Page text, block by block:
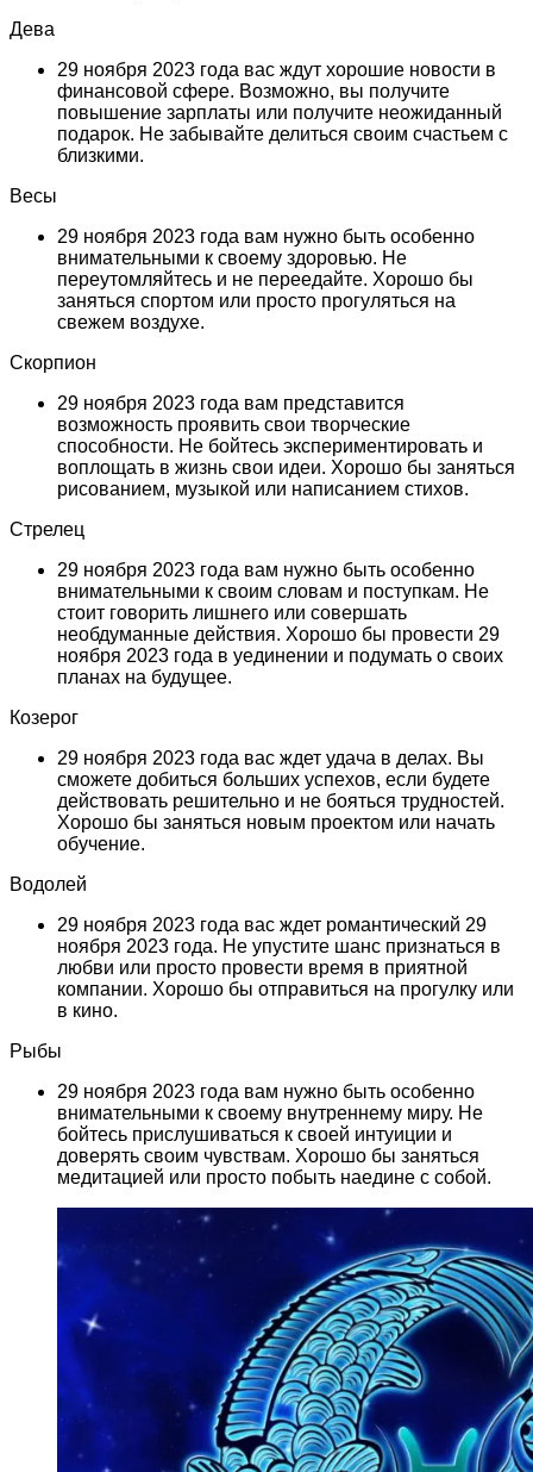
Дева
29 ноября 2023 года вас ждут хорошие новости в
финансовой сфере. Возможно, вы получите
повышение зарплаты или получите неожиданный
подарок. Не забывайте делиться своим счастьем с
близкими.
Весы
29 ноября 2023 года вам нужно быть особенно
внимательными к своему здоровью. Не
переутомляйтесь и не переедайте. Хорошо бы
заняться спортом или просто прогуляться на
свежем воздухе.
Скорпион
29 ноября 2023 года вам представится
возможность проявить свои творческие
способности. Не бойтесь экспериментировать и
воплощать в жизнь свои идеи. Хорошо бы заняться
рисованием, музыкой или написанием стихов.
Стрелец
29 ноября 2023 года вам нужно быть особенно
внимательными к своим словам и поступкам. Не
стоит говорить лишнего или совершать
необдуманные действия. Хорошо бы провести 29
ноября 2023 года в уединении и подумать о своих
планах на будущее.
Козерог
29 ноября 2023 года вас ждет удача в делах. Вы
сможете добиться больших успехов, если будете
действовать решительно и не бояться трудностей.
Хорошо бы заняться новым проектом или начать
обучение.
Водолей
29 ноября 2023 года вас ждет романтический 29
ноября 2023 года. Не упустите шанс признаться в
любви или просто провести время в приятной
компании. Хорошо бы отправиться на прогулку или
в кино.
Рыбы
29 ноября 2023 года вам нужно быть особенно
внимательными к своему внутреннему миру. Не
бойтесь прислушиваться к своей интуиции и
доверять своим чувствам. Хорошо бы заняться
медитацией или просто побыть наедине с собой.